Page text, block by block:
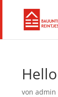
von admin